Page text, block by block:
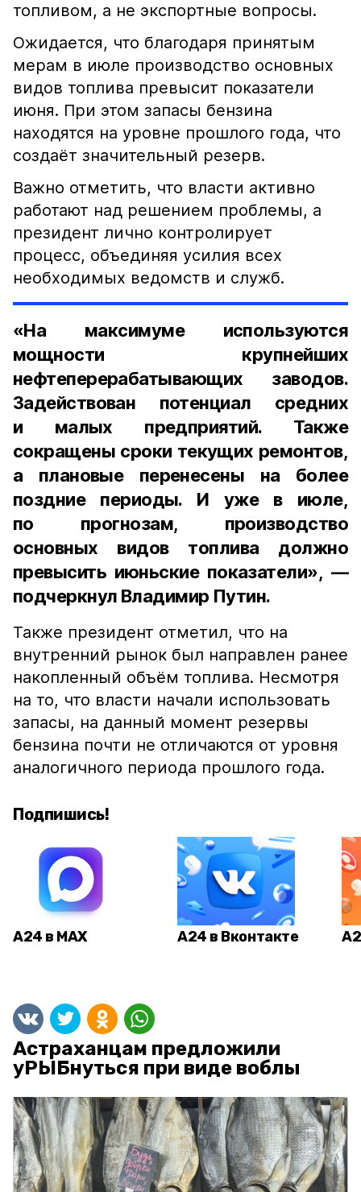
топливом, а не экспортные вопросы.
Ожидается, что благодаря принятым
мерам в июле производство основных
видов топлива превысит показатели
июня. При этом запасы бензина
находятся на уровне прошлого года, что
создаёт значительный резерв.
Важно отметить, что власти активно
работают над решением проблемы, а
президент лично контролирует
процесс, объединяя усилия всех
необходимых ведомств и служб.
«На максимуме используются
мощности крупнейших
нефтеперерабатывающих заводов.
Задействован потенциал средних
и малых предприятий. Также
сокращены сроки текущих ремонтов,
а плановые перенесены на более
поздние периоды. И уже в июле,
по прогнозам, производство
основных видов топлива должно
превысить июньские показатели», —
подчеркнул Владимир Путин.
Также президент отметил, что на
внутренний рынок был направлен ранее
накопленный объём топлива. Несмотря
на то, что власти начали использовать
запасы, на данный момент резервы
бензина почти не отличаются от уровня
аналогичного периода прошлого года.
Подпишись!
А24 в MAX А24 в Вконтакте
Астраханцам предложили
уРЫБнуться при виде воблы